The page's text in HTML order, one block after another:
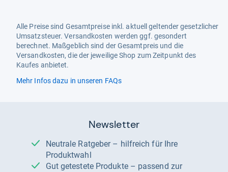
Alle Preise sind Gesamtpreise inkl. aktuell geltender gesetzlicher
Umsatzsteuer. Versandkosten werden ggf. gesondert
berechnet. Maßgeblich sind der Gesamtpreis und die
Versandkosten, die der jeweilige Shop zum Zeitpunkt des
Kaufes anbietet.
Mehr Infos dazu in unseren FAQs
Newsletter
Neutrale Ratgeber – hilfreich für Ihre
Produktwahl
Gut getestete Produkte – passend zur